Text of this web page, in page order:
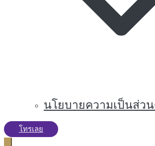
นโยบายความเป็นส่ว
โทรเลย